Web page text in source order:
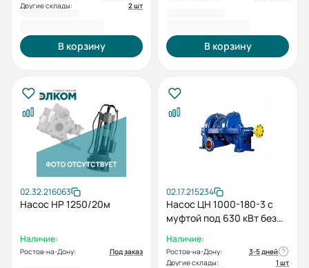
Другие склады:
2 шт
В корзину В корзину
02.32.216063
Насос НР 1250/20м
Наличие:
Ростов-на-Дону: Под заказ
02.17.215234
Насос ЦН 1000-180-3 с
муфтой под 630 кВт без
рамы
Наличие:
Ростов-на-Дону:
3-5 дней
Другие склады:
1 шт